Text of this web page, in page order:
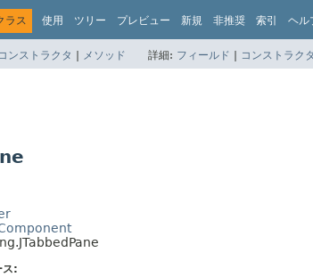
ラス 使用 ツリー プレビュー 新規 非推奨 索引 ヘル
コンストラクタ | メソッド 詳細: フィールド | コンストラクタ
ス: